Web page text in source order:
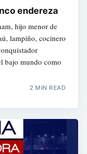
endereza
hijo menor de
lampiño, cocinero
bajo mundo como
2 MIN READ